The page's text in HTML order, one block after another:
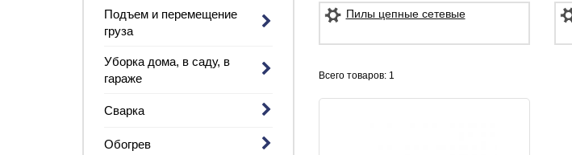
Подъем и перемещение
груза
Уборка дома, в саду, в
гараже
Сварка
Обогрев
Пилы цепные сетевые
Всего товаров: 1